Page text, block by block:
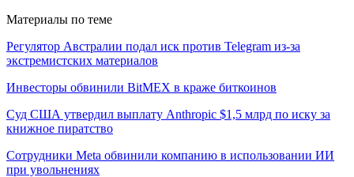
Материалы по теме
Регулятор Австралии подал иск против Telegram из-за
экстремистских материалов
Инвесторы обвинили BitMEX в краже биткоинов
Суд США утвердил выплату Anthropic $1,5 млрд по иску за
книжное пиратство
Сотрудники Meta обвинили компанию в использовании ИИ
при увольнениях